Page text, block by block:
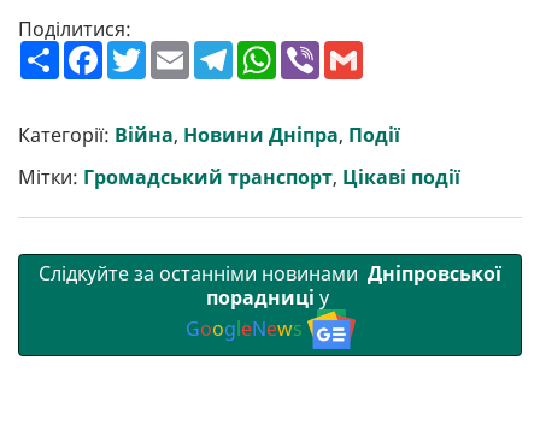
Поділитися:
П
о
р
и
т
и
F
a
b
o
o
k
T
w
t
e
r
E
m
l
T
e
g
r
a
m
W
h
s
A
p
p
V
r l
Категорії: Війна, Новини Дніпра, Події
Мітки: Громадський транспорт, Цікаві події
Слідкуйте за останніми новинами Дніпровської
порадниці у
GoogleNews